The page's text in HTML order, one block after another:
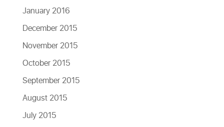
January 2016
December 2015
November 2015
October 2015
September 2015
August 2015
July 2015